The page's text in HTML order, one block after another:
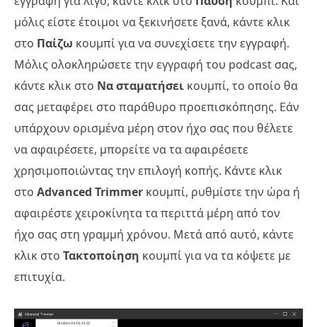
μόλις είστε έτοιμοι να ξεκινήσετε ξανά, κάντε κλικ
στο Παίζω κουμπί για να συνεχίσετε την εγγραφή.
Μόλις ολοκληρώσετε την εγγραφή του podcast σας,
κάντε κλικ στο Να σταματήσει κουμπί, το οποίο θα
σας μεταφέρει στο παράθυρο προεπισκόπησης. Εάν
υπάρχουν ορισμένα μέρη στον ήχο σας που θέλετε
να αφαιρέσετε, μπορείτε να τα αφαιρέσετε
χρησιμοποιώντας την επιλογή κοπής. Κάντε κλικ
στο Advanced Trimmer κουμπί, ρυθμίστε την ώρα ή
αφαιρέστε χειροκίνητα τα περιττά μέρη από τον
ήχο σας στη γραμμή χρόνου. Μετά από αυτό, κάντε
κλικ στο Τακτοποίηση κουμπί για να τα κόψετε με
επιτυχία.